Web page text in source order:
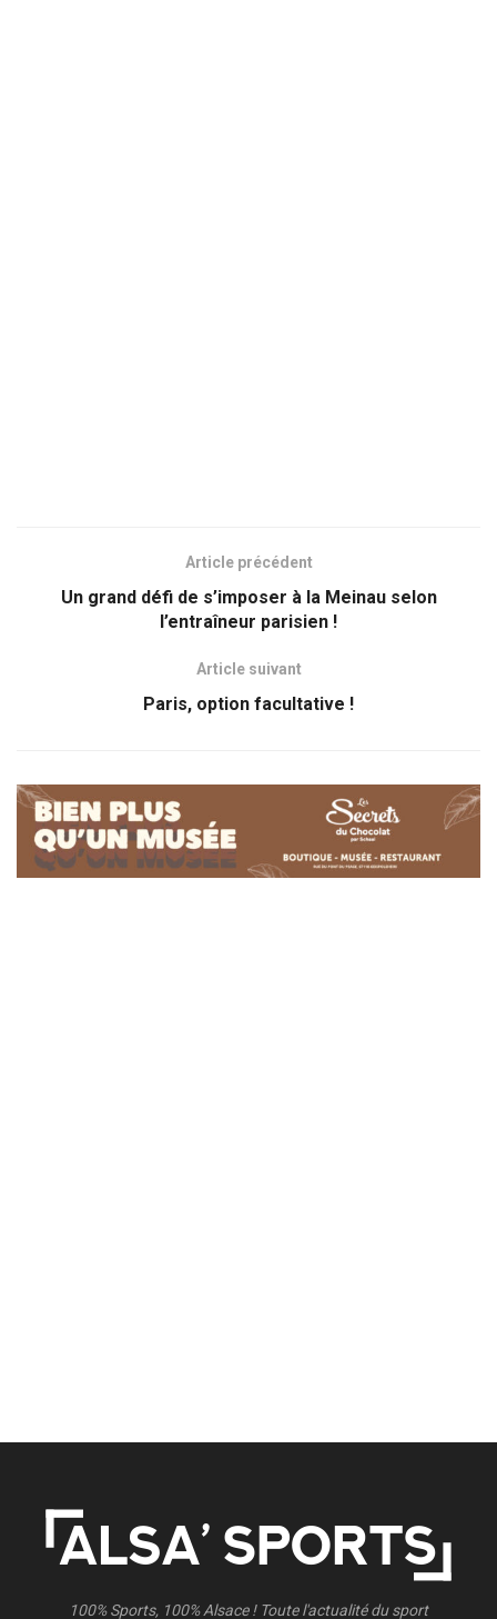
Article précédent
Un grand défi de s’imposer à la Meinau selon
l’entraîneur parisien !
Article suivant
Paris, option facultative !
100% Sports, 100% Alsace ! Toute l'actualité du sport